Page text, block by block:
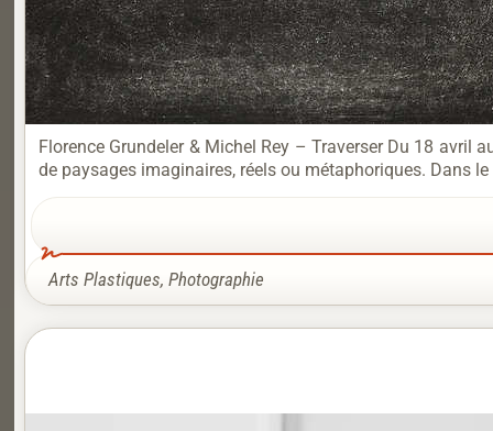
Florence Grundeler & Michel Rey – Traverser Du 18 avril
de paysages imaginaires, réels ou métaphoriques. Dans
Arts Plastiques, Photographie